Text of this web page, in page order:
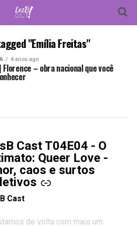
"Emília Freitas"
4 anos ago
Florence – obra nacional que você
Cast T04E04 - O
Queer Love -
caos e surtos
Cast
de volta com mais um